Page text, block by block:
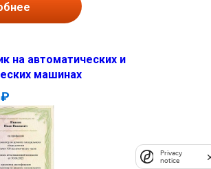
на автоматических и
машинах
Privacy
notice